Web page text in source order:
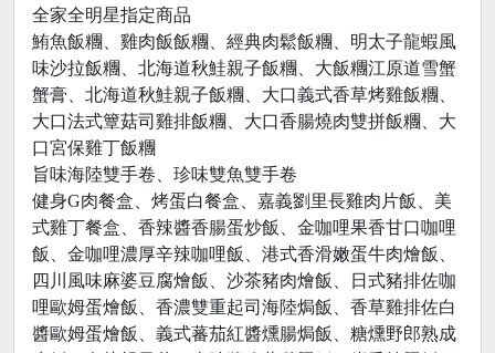
全家全明星指定商品
鮪魚飯糰、雞肉飯飯糰、經典肉鬆飯糰、明太子龍蝦風
味沙拉飯糰、北海道秋鮭親子飯糰、大飯糰江原道雪蟹
蟹膏、北海道秋鮭親子飯糰、大口義式香草烤雞飯糰、
大口法式簟菇司雞排飯糰、大口香腸燒肉雙拼飯糰、大
口宮保雞丁飯糰
旨味海陸雙手卷、珍味雙魚雙手卷
健身G肉餐盒、烤蛋白餐盒、嘉義劉里長雞肉片飯、美
式雞丁餐盒、香辣醬香腸蛋炒飯、金咖哩果香甘口咖哩
飯、金咖哩濃厚辛辣咖哩飯、港式香滑嫩蛋牛肉燴飯、
四川風味麻婆豆腐燴飯、沙茶豬肉燴飯、日式豬排佐咖
哩歐姆蛋燴飯、香濃雙重起司海陸焗飯、香草雞排佐白
醬歐姆蛋燴飯、義式蕃茄紅醬燻腸焗飯、糖燻野郎熟成